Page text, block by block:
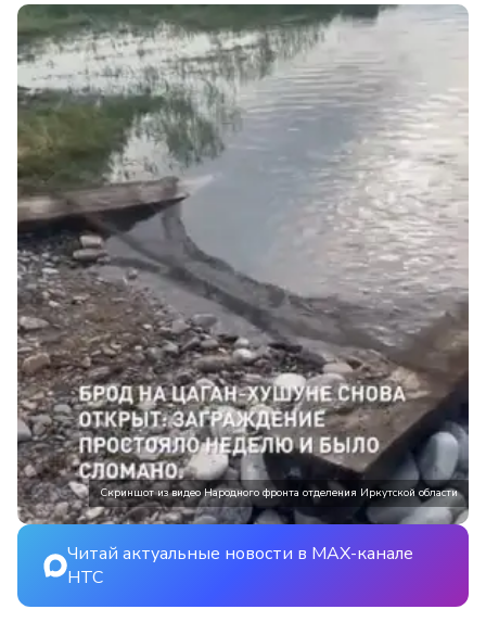
Скриншот из видео Народного фронта отделения Иркутской области
Читай актуальные новости в MAX-канале
НТС